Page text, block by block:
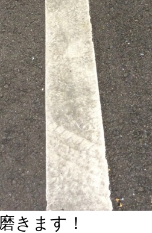
きます！